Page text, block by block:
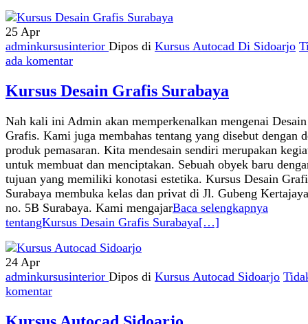
25 Apr
adminkursusinterior Dipos di Kursus Autocad Di Sidoarjo
ada komentar
Kursus Desain Grafis Surabaya
Nah kali ini Admin akan memperkenalkan mengenai Desain
Grafis. Kami juga membahas tentang yang disebut dengan
produk pemasaran. Kita mendesain sendiri merupakan
untuk membuat dan menciptakan. Sebuah obyek baru
tujuan yang memiliki konotasi estetika. Kursus Desain
Surabaya membuka kelas dan privat di Jl. Gubeng
no. 5B Surabaya. Kami mengajarBaca selengkapnya
tentangKursus Desain Grafis Surabaya[…]
24 Apr
adminkursusinterior Dipos di Kursus Autocad Sidoarjo
komentar